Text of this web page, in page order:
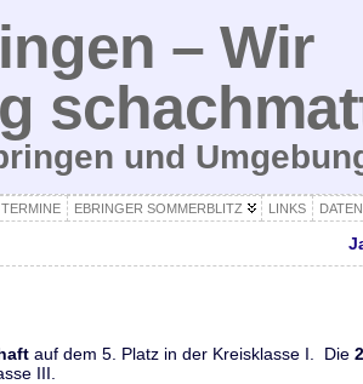
– Wir
und
TERMINE EBRINGER SOMMERBLITZ LINKS
auf dem 5. Platz in der Kreisklasse I. Die
III.